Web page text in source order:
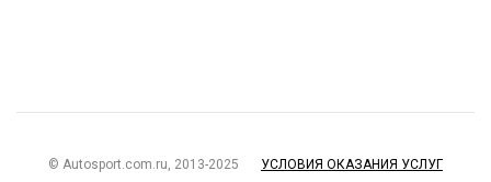
© Autosport.com.ru, 2013-2025 УСЛОВИЯ ОКАЗАНИЯ УСЛУГ